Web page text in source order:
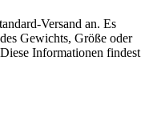
Versand an. Es
Gewichts, Größe oder
Informationen findest